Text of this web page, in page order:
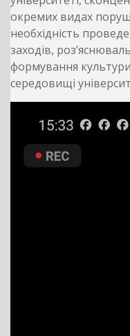
окремих видах
необхідність
заходів,
формування
середовищі